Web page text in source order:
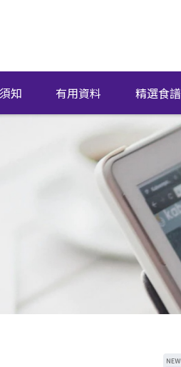
知 有用資料 精選食譜